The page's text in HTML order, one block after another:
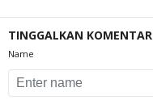
TINGGALKAN KOMENTAR
Name